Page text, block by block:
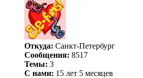
Откуда: Санкт-Петербург
Сообщения: 8517
Темы: 3
С нами: 15 лет 5 месяцев